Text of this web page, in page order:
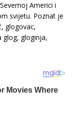
Americi i
svijetu. Poznat je
glogovac,
glog, gloginja,